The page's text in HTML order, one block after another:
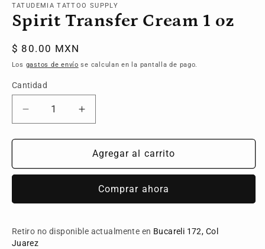
multimedia
1
en
una
modal
TATUDEMIA TATTOO SUPPLY
Spirit Transfer Cream 1 oz
Precio
habitual
$ 80.00 MXN
Los gastos de envío se calculan en la pantalla de pago.
Cantidad
Reducir
cantidad
para
Transfer
oz
Aumentar
cantidad
para
Spirit
Transfer
oz
Agregar al carrito
Comprar ahora
Retiro no disponible actualmente en Bucareli 172, Col
Juarez